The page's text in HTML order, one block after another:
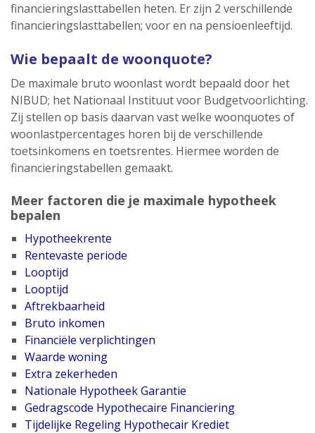
financieringslasttabellen heten. Er zijn 2 verschillende
financieringslasttabellen; voor en na pensioenleeftijd.
Wie bepaalt de woonquote?
De maximale bruto woonlast wordt bepaald door het
NIBUD; het Nationaal Instituut voor Budgetvoorlichting.
Zij stellen op basis daarvan vast welke woonquotes of
woonlastpercentages horen bij de verschillende
toetsinkomens en toetsrentes. Hiermee worden de
financieringstabellen gemaakt.
Meer factoren die je maximale hypotheek
bepalen
Hypotheekrente
Rentevaste periode
Looptijd
Looptijd
Aftrekbaarheid
Bruto inkomen
Financiële verplichtingen
Waarde woning
Extra zekerheden
Nationale Hypotheek Garantie
Gedragscode Hypothecaire Financiering
Tijdelijke Regeling Hypothecair Krediet